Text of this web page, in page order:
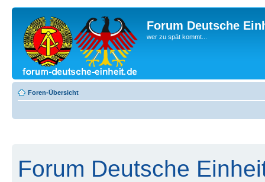
Forum Deutsche
wer zu spät kommt...
Foren-Übersicht
Forum Deutsche